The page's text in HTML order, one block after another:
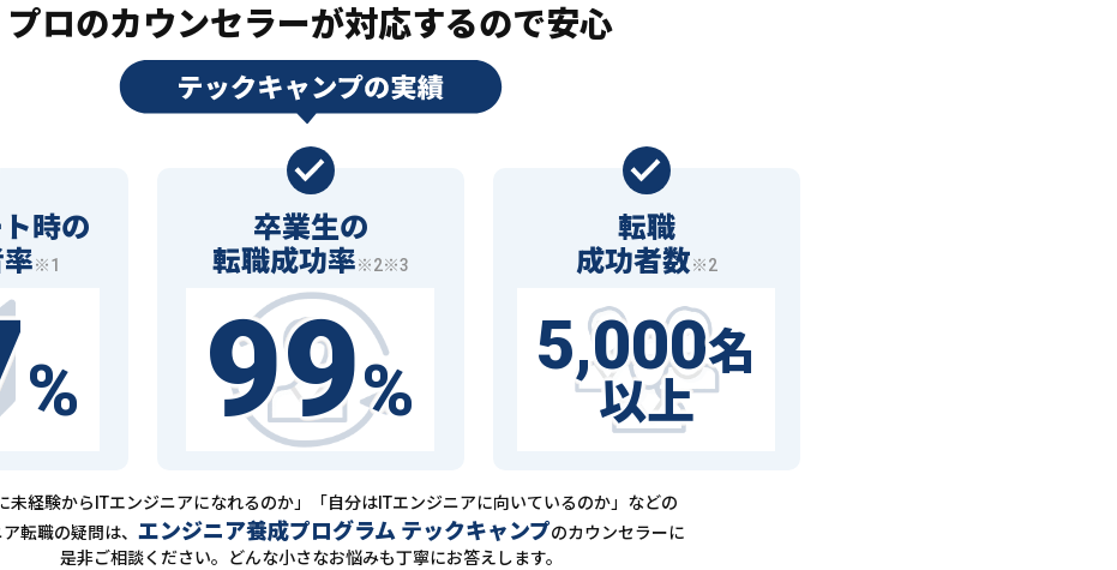
プロのカウンセラーが対応するので安心
時の
※1
%
卒業生の
転職成功率※2※3
99%
転職
成功者数※2
5,000名
以上
未経験からITエンジニアになれるのか」「自分はITエンジニアに向いているのか」などの
転職の疑問は、 エンジニア養成プログラム テックキャンプのカウンセラーに
是非ご相談ください。どんな小さなお悩みも丁寧にお答えします。